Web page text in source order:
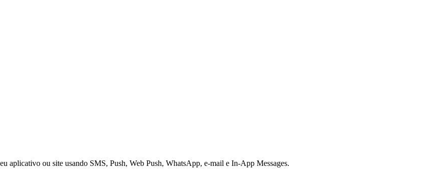
aplicativo ou site usando SMS, Push, Web Push, WhatsApp, e-mail e In-App Messages.